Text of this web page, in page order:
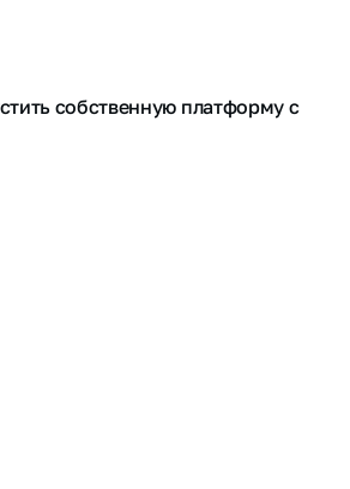
собственную платформу с